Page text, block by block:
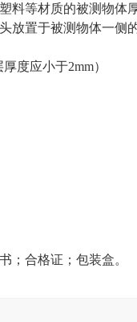
料等材质的被测物体
放置于被测物体一侧
度应小于2mm）
；合格证；包装盒。